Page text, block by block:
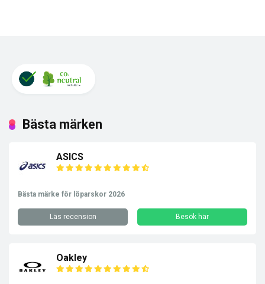
Bästa märken
ASICS
Bästa märke för löparskor 2026
Läs recension Besök här
Oakley